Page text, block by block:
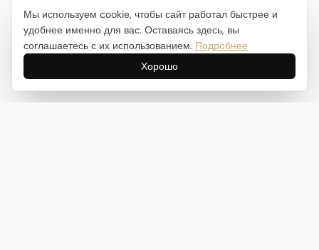
Мы используем cookie, чтобы сайт работал быстрее и
удобнее именно для вас. Оставаясь здесь, вы
соглашаетесь с их использованием. Подробнее
Хорошо